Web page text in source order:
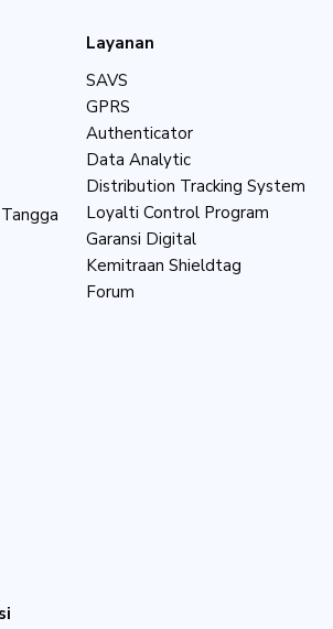
Layanan
SAVS
GPRS
Authenticator
Data Analytic
Distribution Tracking System
Loyalti Control Program
Garansi Digital
Kemitraan Shieldtag
Forum